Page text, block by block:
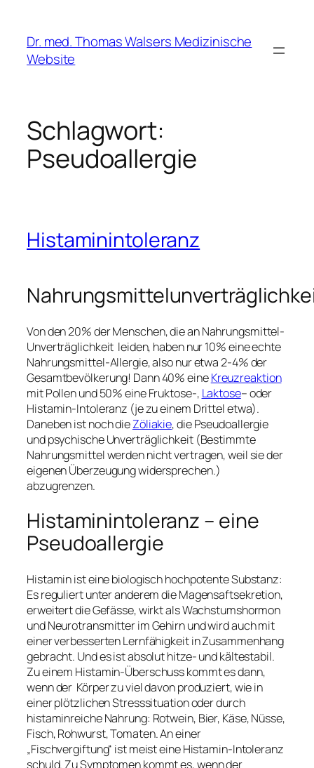
springen
Dr. med. Thomas Walsers Medizinische
Website
Schlagwort:
Pseudoallergie
Histaminintoleranz
Von den 20% der Menschen, die an Nahrungsmittel-
Unverträglichkeit leiden, haben nur 10% eine echte
Nahrungsmittel-Allergie, also nur etwa 2-4% der
Gesamtbevölkerung! Dann 40% eineKreuzreaktion
mit Pollen und 50% eine Fruktose-, Laktose– oder
Histamin-Intoleranz (je zu einem Drittel etwa).
Daneben ist noch dieZöliakie, die Pseudoallergie
und psychische Unverträglichkeit (Bestimmte
Nahrungsmittel werden nicht vertragen, weil sie der
eigenen Überzeugung widersprechen.)
abzugrenzen.
Histaminintoleranz – eine
Pseudoallergie
Histamin ist eine biologisch hochpotente Substanz:
Es reguliert unter anderem die Magensaftsekretion,
erweitert die Gefässe, wirkt als Wachstumshormon
und Neurotransmitter im Gehirn und wird auch mit
einer verbesserten Lernfähigkeit in Zusammenhang
gebracht. Und es ist absolut hitze- und kältestabil.
Zu einem Histamin-Überschuss kommt es dann,
wenn der Körper zu viel davon produziert, wie in
einer plötzlichen Stresssituation oder durch
histaminreiche Nahrung: Rotwein, Bier, Käse, Nüsse,
Fisch, Rohwurst, Tomaten. An einer
„Fischvergiftung“ ist meist eine Histamin-Intoleranz
schuld. Zu Symptomen kommt es, wenn der